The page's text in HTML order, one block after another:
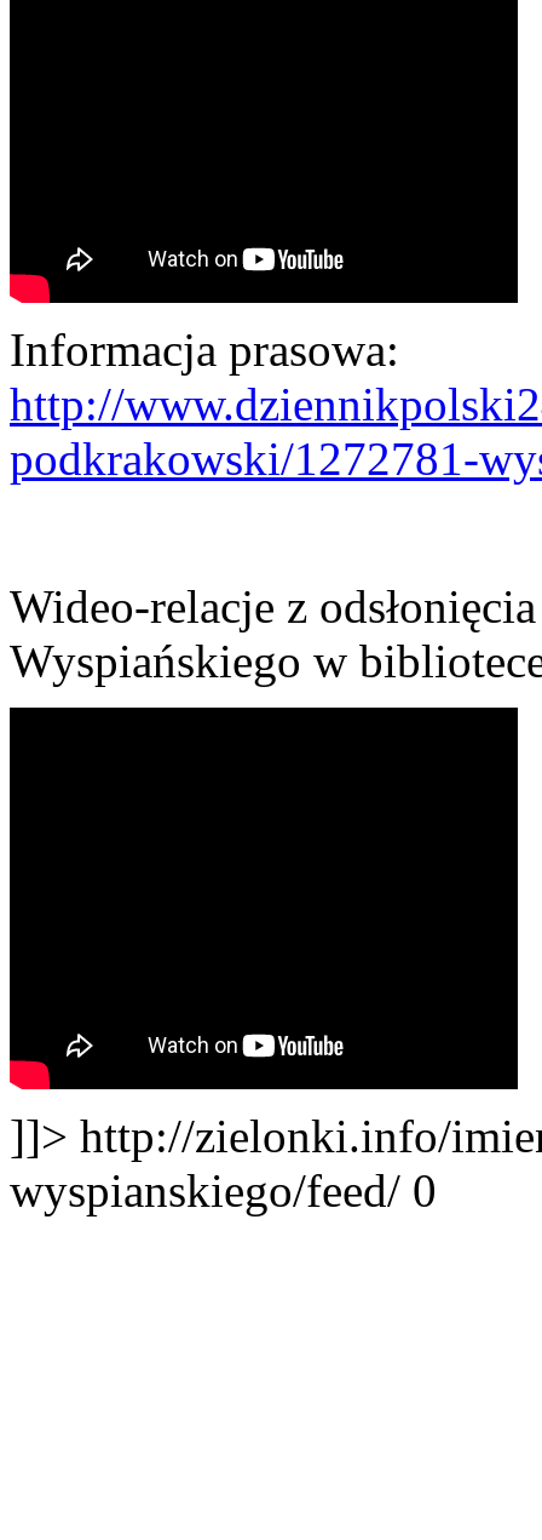
Informacja prasowa:
http://
podkrakowski/1272781-
Wideo-relacje z
Wyspiańskiego w
]]> http://zielonki.info/
wyspianskiego/feed/ 0